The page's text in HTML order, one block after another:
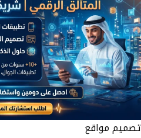
تصميم مواقع